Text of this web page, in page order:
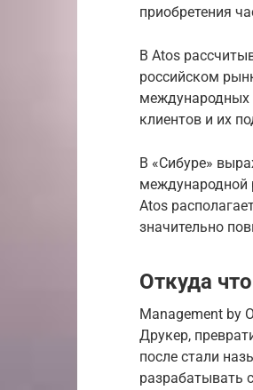
приобретения
В Atos
российском
международных
клиентов и их
В «Сибуре»
международной
Atos
значительно
Откуда
Management by
Друкер,
после стали
разрабатывать